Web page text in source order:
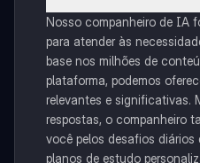
Nosso companheiro de IA
para atender às
base nos milhões de
plataforma, podemos
relevantes e significativas.
respostas, o companheiro
você pelos desafios diários
planos de estudo